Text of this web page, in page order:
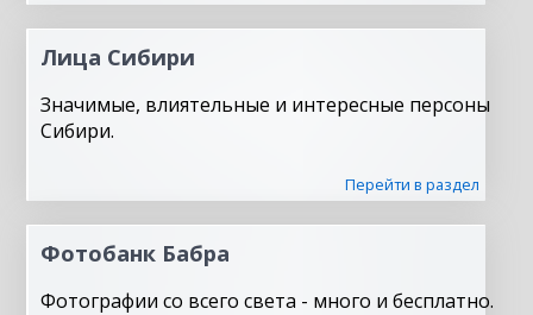
Лица Сибири
Значимые, влиятельные и интересные персоны
Сибири.
Перейти в раздел
Фотобанк Бабра
Фотографии со всего света - много и бесплатно.